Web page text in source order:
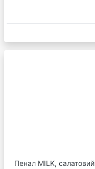
Пенал MILK, салатовий